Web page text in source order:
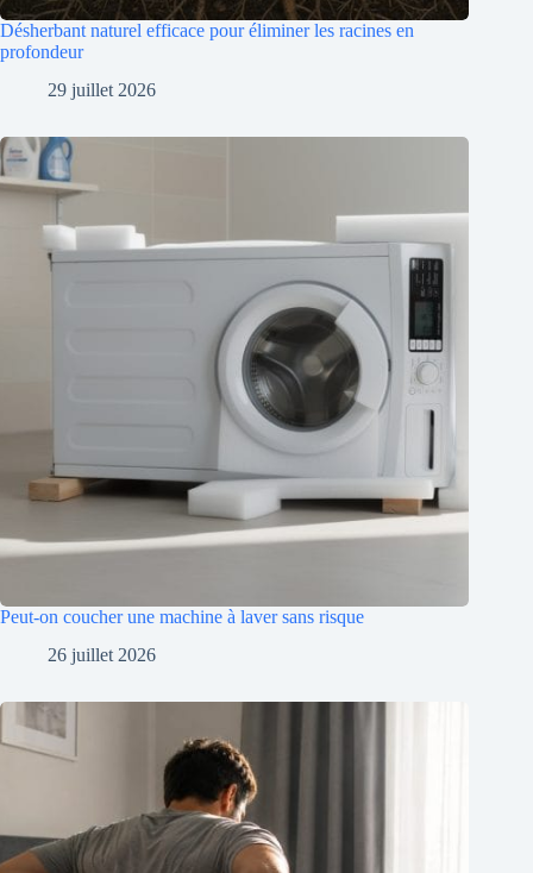
Désherbant naturel efficace pour éliminer les racines en
profondeur
29 juillet 2026
Peut-on coucher une machine à laver sans risque
26 juillet 2026